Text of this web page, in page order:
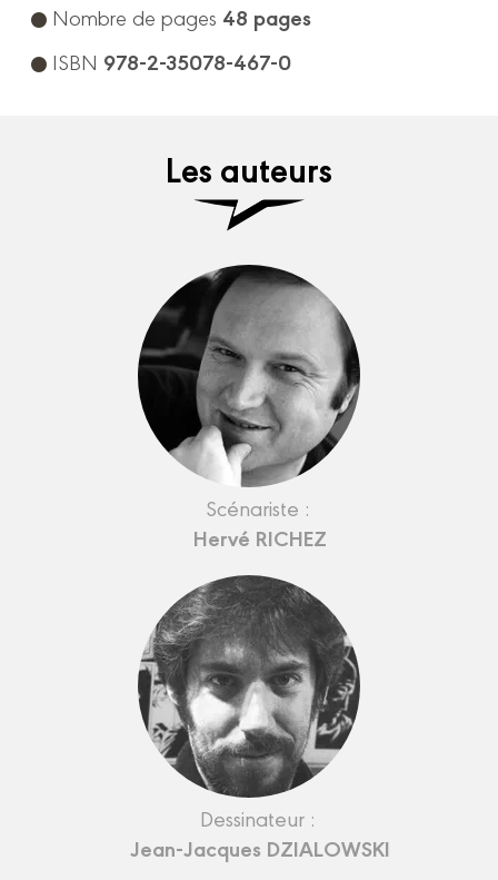
Nombre de pages 48 pages
ISBN 978-2-35078-467-0
Les auteurs
Scénariste :
Hervé RICHEZ
Dessinateur :
Jean-Jacques DZIALOWSKI